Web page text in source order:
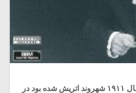
در حالیکه والتر در سال ۱۹۱۱ شهروند اتریش شده بود در